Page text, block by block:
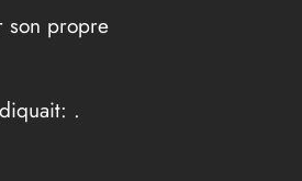
son propre
.